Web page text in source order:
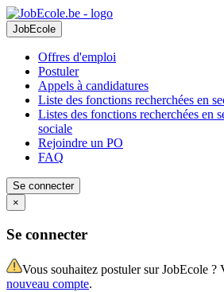
JobEcole
Offres d'emploi
Postuler
Appels à candidatures
Liste des fonctions recherchées en
Listes des fonctions recherchées en
sociale
Rejoindre un PO
FAQ
Se connecter
×
Se connecter
Vous souhaitez postuler sur JobEcole ?
nouveau compte.